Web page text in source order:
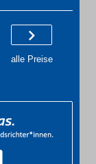
alle Preise